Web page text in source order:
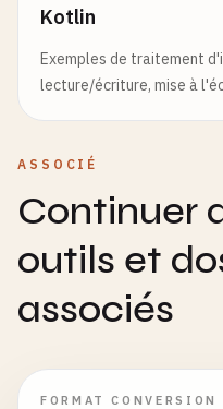
Kotlin
Exemples de traitement
lecture/écriture, mise à
ASSOCIÉ
Continuer
outils et
associés
FORMAT CONVERSION